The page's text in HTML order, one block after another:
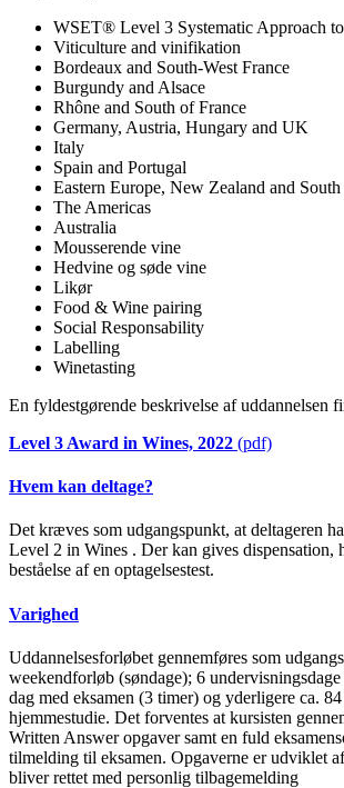
WSET® Level 3 Systematic Approach
Viticulture and vinifikation
Bordeaux and South-West France
Burgundy and Alsace
Rhône and South of France
Germany, Austria, Hungary and UK
Italy
Spain and Portugal
Eastern Europe, New Zealand and
The Americas
Australia
Mousserende vine
Hedvine og søde vine
Likør
Food & Wine pairing
Social Responsability
Labelling
Winetasting
En fyldestgørende beskrivelse af uddannelsen
Level 3 Award in Wines, 2022 (pdf)
Hvem kan deltage?
Det kræves som udgangspunkt, at deltageren
Level 2 in Wines . Der kan gives
beståelse af en optagelsestest.
Varighed
Uddannelsesforløbet gennemføres som
weekendforløb (søndage); 6
dag med eksamen (3 timer) og yderligere ca.
hjemmestudie. Det forventes at kursisten
Written Answer opgaver samt en fuld
tilmelding til eksamen. Opgaverne er udviklet
bliver rettet med personlig tilbagemelding